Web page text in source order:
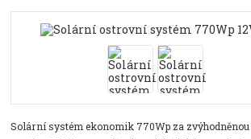
Solární systém ekonomik 770Wp za